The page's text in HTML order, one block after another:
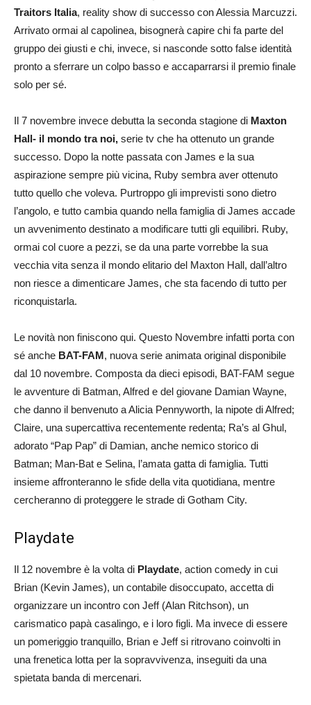
Traitors Italia, reality show di successo con Alessia Marcuzzi.
Arrivato ormai al capolinea, bisognerà capire chi fa parte del
gruppo dei giusti e chi, invece, si nasconde sotto false identità
pronto a sferrare un colpo basso e accaparrarsi il premio finale
solo per sé.
Il 7 novembre invece debutta la seconda stagione di Maxton
Hall- il mondo tra noi, serie tv che ha ottenuto un grande
successo. Dopo la notte passata con James e la sua
aspirazione sempre più vicina, Ruby sembra aver ottenuto
tutto quello che voleva. Purtroppo gli imprevisti sono dietro
l’angolo, e tutto cambia quando nella famiglia di James accade
un avvenimento destinato a modificare tutti gli equilibri. Ruby,
ormai col cuore a pezzi, se da una parte vorrebbe la sua
vecchia vita senza il mondo elitario del Maxton Hall, dall’altro
non riesce a dimenticare James, che sta facendo di tutto per
riconquistarla.
Le novità non finiscono qui. Questo Novembre infatti porta con
sé anche BAT-FAM, nuova serie animata original disponibile
dal 10 novembre. Composta da dieci episodi, BAT-FAM segue
le avventure di Batman, Alfred e del giovane Damian Wayne,
che danno il benvenuto a Alicia Pennyworth, la nipote di Alfred;
Claire, una supercattiva recentemente redenta; Ra’s al Ghul,
adorato “Pap Pap” di Damian, anche nemico storico di
Batman; Man-Bat e Selina, l’amata gatta di famiglia. Tutti
insieme affronteranno le sfide della vita quotidiana, mentre
cercheranno di proteggere le strade di Gotham City.
Playdate
Il 12 novembre è la volta di Playdate, action comedy in cui
Brian (Kevin James), un contabile disoccupato, accetta di
organizzare un incontro con Jeff (Alan Ritchson), un
carismatico papà casalingo, e i loro figli. Ma invece di essere
un pomeriggio tranquillo, Brian e Jeff si ritrovano coinvolti in
una frenetica lotta per la sopravvivenza, inseguiti da una
spietata banda di mercenari.